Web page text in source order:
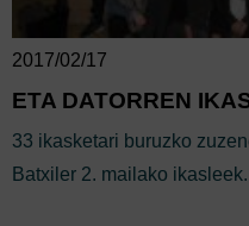
2017/02/17
ETA DATORREN
33 ikasketari buruzko
Batxiler 2. mailako ikasleek.